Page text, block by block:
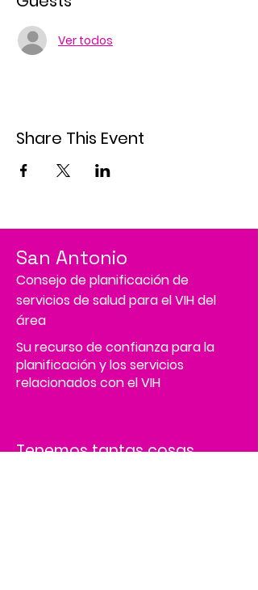
Ver todos
Share This Event
San Antonio
Consejo de planificación de
servicios de salud para el VIH del
área
Su recurso de confianza para la
planificación y los servicios
relacionados con el VIH
Tenemos tantas cosas